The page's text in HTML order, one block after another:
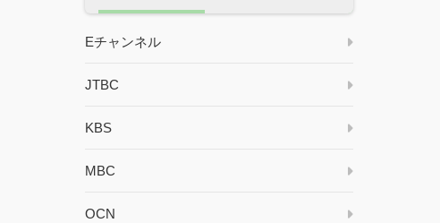
Eチャンネル
JTBC
KBS
MBC
OCN